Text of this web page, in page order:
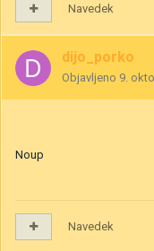
Navedek
dijo_porko
Objavljeno 9.
Noup
Navedek